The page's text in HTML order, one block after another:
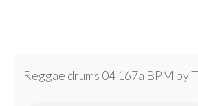
Reggae drums 04 167a BPM by